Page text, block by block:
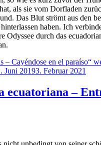
als sie vom Dorfladen
Das Blut strömt aus den
haben. Ich
Odyssee durch das
– Cayéndose en el paraíso“
Juni 20193. Februar 2021
ecuatoriana –